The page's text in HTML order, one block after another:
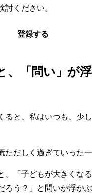
ください。
登録する
、「問い」が
ると、私はいつも、少
だしく過ぎていった一
、「子どもが大きくな
ろう？」と問いが浮かぶ